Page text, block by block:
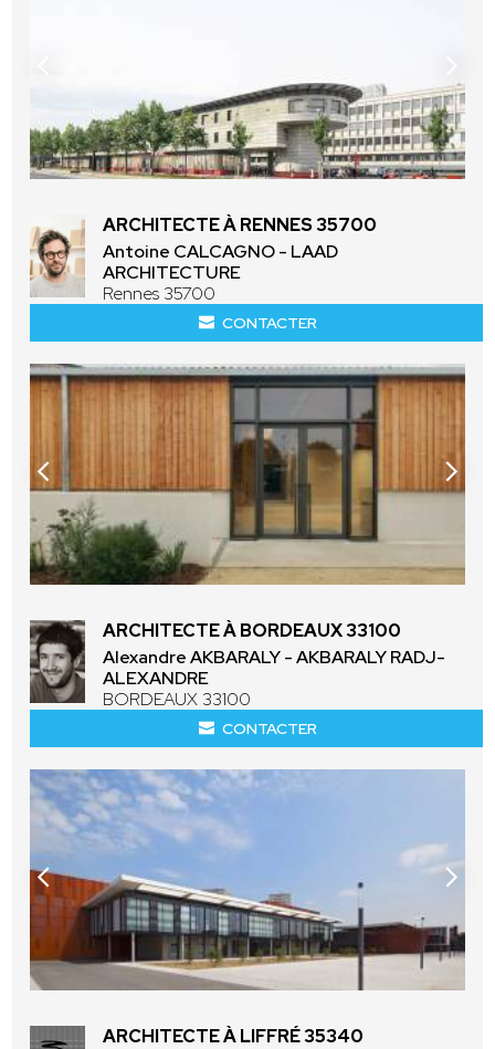
ARCHITECTE À RENNES 35700
Antoine CALCAGNO - LAAD
ARCHITECTURE
Rennes 35700
CONTACTER
ARCHITECTE À BORDEAUX 33100
Alexandre AKBARALY - AKBARALY RADJ-
ALEXANDRE
BORDEAUX 33100
CONTACTER
ARCHITECTE À LIFFRÉ 35340